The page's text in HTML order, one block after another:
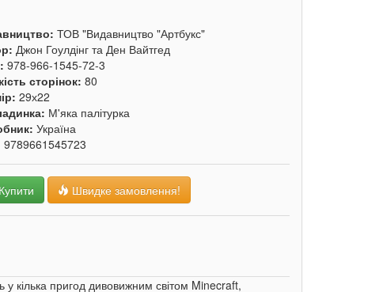
ТОВ "Видавництво "Артбукс"
Джон Гоулдінг та Ден Вайтгед
978-966-1545-72-3
сторінок:80
29х22
М'яка палітурка
Україна
9789661545723
Купити Швидке замовлення!
кілька пригод дивовижним світом Minecraft,